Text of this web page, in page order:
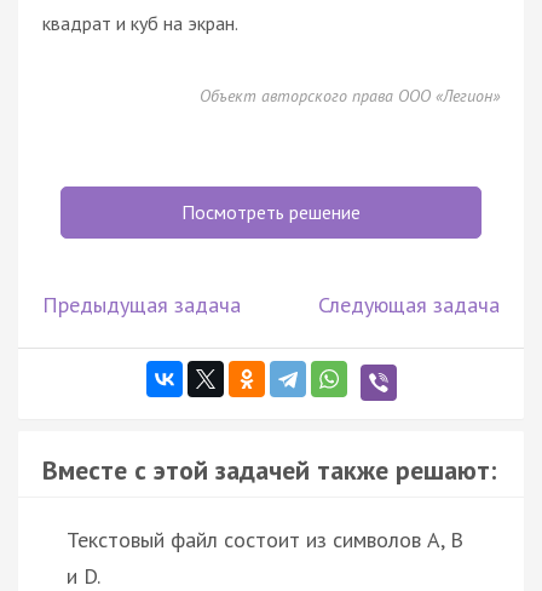
квадрат и куб на экран.
Объект авторского права ООО «Легион»
Посмотреть решение
Предыдущая задача Следующая задача
Вместе с этой задачей также решают:
Текстовый файл состоит из символов A, B
и D.